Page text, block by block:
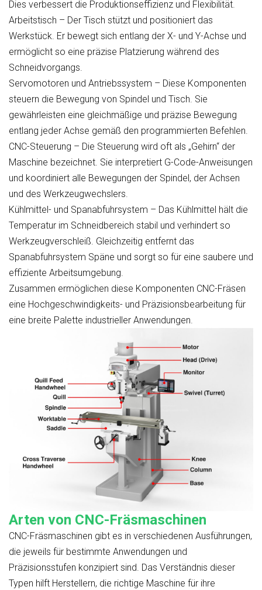
Dies verbessert die Produktionseffizienz und Flexibilität.
Arbeitstisch – Der Tisch stützt und positioniert das
Werkstück. Er bewegt sich entlang der X- und Y-Achse und
ermöglicht so eine präzise Platzierung während des
Schneidvorgangs.
Servomotoren und Antriebssystem – Diese Komponenten
steuern die Bewegung von Spindel und Tisch. Sie
gewährleisten eine gleichmäßige und präzise Bewegung
entlang jeder Achse gemäß den programmierten Befehlen.
CNC-Steuerung – Die Steuerung wird oft als „Gehirn“ der
Maschine bezeichnet. Sie interpretiert G-Code-Anweisungen
und koordiniert alle Bewegungen der Spindel, der Achsen
und des Werkzeugwechslers.
Kühlmittel- und Spanabfuhrsystem – Das Kühlmittel hält die
Temperatur im Schneidbereich stabil und verhindert so
Werkzeugverschleiß. Gleichzeitig entfernt das
Spanabfuhrsystem Späne und sorgt so für eine saubere und
effiziente Arbeitsumgebung.
Zusammen ermöglichen diese Komponenten CNC-Fräsen
eine Hochgeschwindigkeits- und Präzisionsbearbeitung für
eine breite Palette industrieller Anwendungen.
Arten von CNC-Fräsmaschinen
CNC-Fräsmaschinen gibt es in verschiedenen Ausführungen,
die jeweils für bestimmte Anwendungen und
Präzisionsstufen konzipiert sind. Das Verständnis dieser
Typen hilft Herstellern, die richtige Maschine für ihre